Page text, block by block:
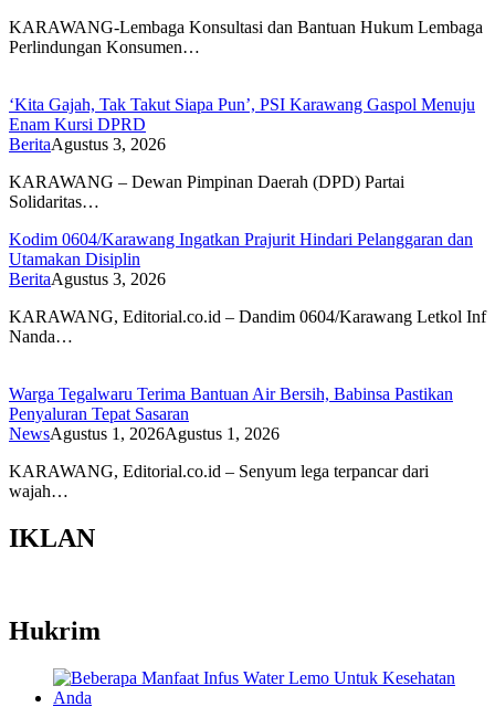
KARAWANG-Lembaga Konsultasi dan Bantuan Hukum Lembaga
Perlindungan Konsumen…
‘Kita Gajah, Tak Takut Siapa Pun’, PSI Karawang Gaspol Menuju
Enam Kursi DPRD
BeritaAgustus 3, 2026
KARAWANG – Dewan Pimpinan Daerah (DPD) Partai
Solidaritas…
Kodim 0604/Karawang Ingatkan Prajurit Hindari Pelanggaran dan
Utamakan Disiplin
BeritaAgustus 3, 2026
KARAWANG, Editorial.co.id – Dandim 0604/Karawang Letkol Inf
Nanda…
Warga Tegalwaru Terima Bantuan Air Bersih, Babinsa Pastikan
Penyaluran Tepat Sasaran
NewsAgustus 1, 2026Agustus 1, 2026
KARAWANG, Editorial.co.id – Senyum lega terpancar dari
wajah…
IKLAN
Hukrim